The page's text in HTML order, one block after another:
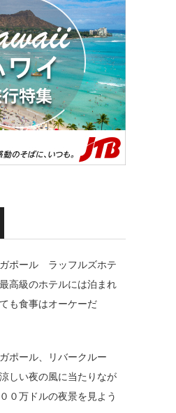
ポール ラッフルズホテ
高級のホテルには泊まれ
も食事はオーケーだ
ポール、リバークルー
しい夜の風に当たりなが
０万ドルの夜景を見よう